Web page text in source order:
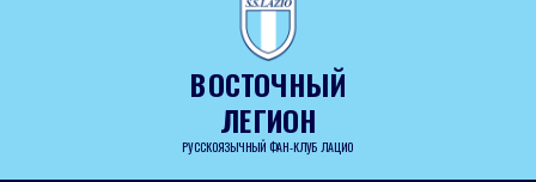
ВОСТОЧНЫЙ
ЛЕГИОН
РУССКОЯЗЫЧНЫЙ ФАН-КЛУБ ЛАЦИО